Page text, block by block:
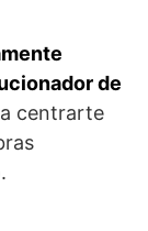
de
centrarte